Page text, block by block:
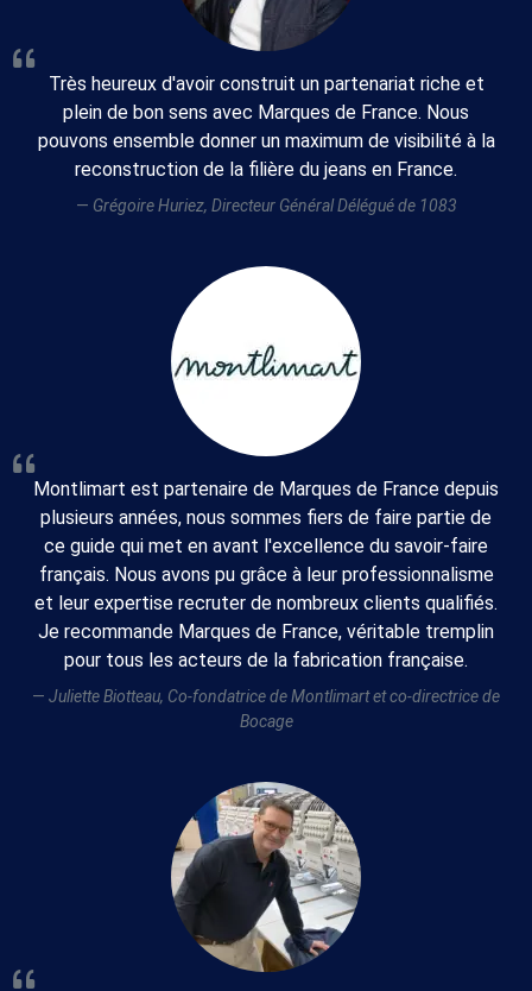
399€HT
Très heureux d'avoir construit un partenariat riche et
plein de bon sens avec Marques de France. Nous
pouvons ensemble donner un maximum de visibilité à la
reconstruction de la filière du jeans en France.
Grégoire Huriez, Directeur Général Délégué de 1083
Montlimart est partenaire de Marques de France depuis
plusieurs années, nous sommes fiers de faire partie de
ce guide qui met en avant l'excellence du savoir-faire
français. Nous avons pu grâce à leur professionnalisme
et leur expertise recruter de nombreux clients qualifiés.
Je recommande Marques de France, véritable tremplin
pour tous les acteurs de la fabrication française.
Juliette Biotteau, Co-fondatrice de Montlimart et co-directrice de
Bocage